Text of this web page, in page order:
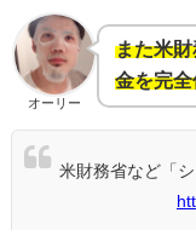
オーリー
また米
金を完
米財務省など「